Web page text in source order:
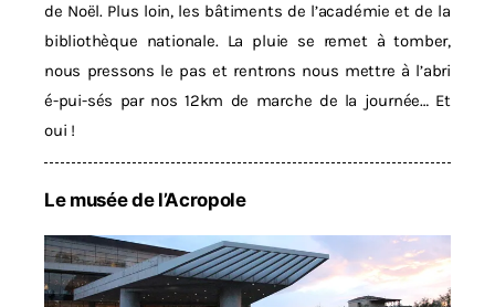
de Noël. Plus loin, les bâtiments de l’académie et de la
bibliothèque nationale. La pluie se remet à tomber,
nous pressons le pas et rentrons nous mettre à l’abri
é-pui-sés par nos 12km de marche de la journée… Et
oui !
Le musée de l’Acropole